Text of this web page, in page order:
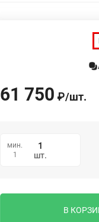
61 750 ₽/шт.
мин.
1
шт.
В